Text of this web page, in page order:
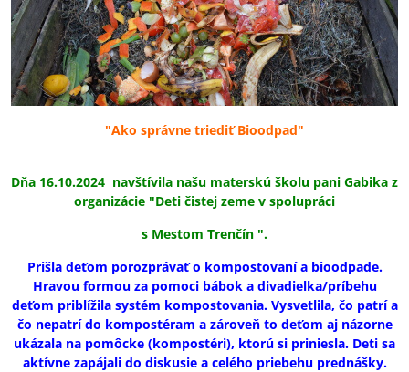
"Ako správne triediť Bioodpad"
Dňa 16.10.2024 navštívila našu materskú školu pani Gabika z
organizácie "Deti čistej zeme v spolupráci
s Mestom Trenčín ".
Prišla deťom porozprávať o kompostovaní a bioodpade.
Hravou formou za pomoci bábok a divadielka/príbehu
deťom priblížila systém kompostovania. Vysvetlila, čo patrí a
čo nepatrí do kompostéram a zároveň to deťom aj názorne
ukázala na pomôcke (kompostéri), ktorú si priniesla. Deti sa
aktívne zapájali do diskusie a celého priebehu prednášky.